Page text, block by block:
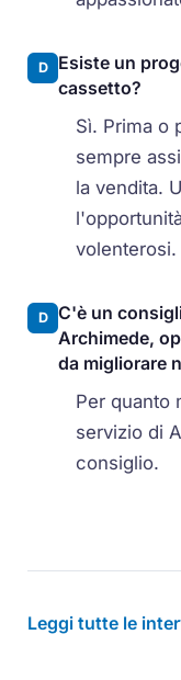
D
Esiste un
cassetto?
Sì. Prima o
sempre
la vendita.
volenterosi.
D
C'è un
Archimede,
da migliorare
Per quanto
servizio di
consiglio.
Leggi tutte le